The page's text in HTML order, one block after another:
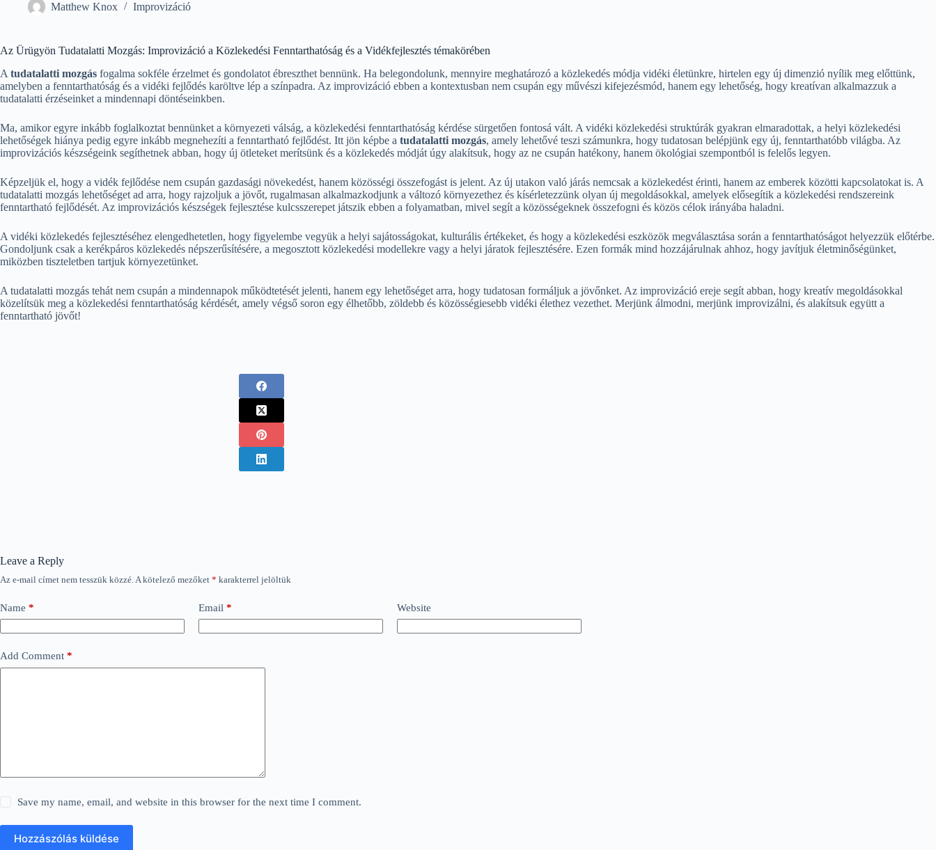
Matthew Knox Improvizáció
Az Ürügyön Tudatalatti Mozgás: Improvizáció a Közlekedési Fenntarthatóság és a Vidékfejlesztés témakörében
A tudatalatti mozgás fogalma sokféle érzelmet és gondolatot ébreszthet bennünk. Ha belegondolunk, mennyire meghatározó a közlekedés módja vidéki életünkre, hirtelen egy új dimenzió nyílik meg előttünk,
amelyben a fenntarthatóság és a vidéki fejlődés karöltve lép a színpadra. Az improvizáció ebben a kontextusban nem csupán egy művészi kifejezésmód, hanem egy lehetőség, hogy kreatívan alkalmazzuk a
tudatalatti érzéseinket a mindennapi döntéseinkben.
Ma, amikor egyre inkább foglalkoztat bennünket a környezeti válság, a közlekedési fenntarthatóság kérdése sürgetően fontosá vált. A vidéki közlekedési struktúrák gyakran elmaradottak, a helyi közlekedési
lehetőségek hiánya pedig egyre inkább megnehezíti a fenntartható fejlődést. Itt jön képbe a tudatalatti mozgás, amely lehetővé teszi számunkra, hogy tudatosan belépjünk egy új, fenntarthatóbb világba. Az
improvizációs készségeink segíthetnek abban, hogy új ötleteket merítsünk és a közlekedés módját úgy alakítsuk, hogy az ne csupán hatékony, hanem ökológiai szempontból is felelős legyen.
Képzeljük el, hogy a vidék fejlődése nem csupán gazdasági növekedést, hanem közösségi összefogást is jelent. Az új utakon való járás nemcsak a közlekedést érinti, hanem az emberek közötti kapcsolatokat is. A
tudatalatti mozgás lehetőséget ad arra, hogy rajzoljuk a jövőt, rugalmasan alkalmazkodjunk a változó környezethez és kísérletezzünk olyan új megoldásokkal, amelyek elősegítik a közlekedési rendszereink
fenntartható fejlődését. Az improvizációs készségek fejlesztése kulcsszerepet játszik ebben a folyamatban, mivel segít a közösségeknek összefogni és közös célok irányába haladni.
A vidéki közlekedés fejlesztéséhez elengedhetetlen, hogy figyelembe vegyük a helyi sajátosságokat, kulturális értékeket, és hogy a közlekedési eszközök megválasztása során a fenntarthatóságot helyezzük előtérbe.
Gondoljunk csak a kerékpáros közlekedés népszerűsítésére, a megosztott közlekedési modellekre vagy a helyi járatok fejlesztésére. Ezen formák mind hozzájárulnak ahhoz, hogy javítjuk életminőségünket,
miközben tiszteletben tartjuk környezetünket.
A tudatalatti mozgás tehát nem csupán a mindennapok működtetését jelenti, hanem egy lehetőséget arra, hogy tudatosan formáljuk a jövőnket. Az improvizáció ereje segít abban, hogy kreatív megoldásokkal
közelítsük meg a közlekedési fenntarthatóság kérdését, amely végső soron egy élhetőbb, zöldebb és közösségiesebb vidéki élethez vezethet. Merjünk álmodni, merjünk improvizálni, és alakítsuk együtt a
fenntartható jövőt!
Leave a Reply
Az e-mail címet nem tesszük közzé. A kötelező mezőket * karakterrel jelöltük
Name * Email * Website
Add Comment *
Save my name, email, and website in this browser for the next time I comment.
Hozzászólás küldése